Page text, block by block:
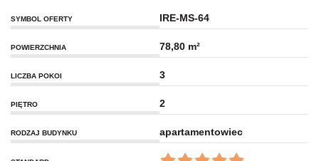
SYMBOL OFERTY IRE-MS-64
POWIERZCHNIA 78,80 m²
LICZBA POKOI 3
PIĘTRO 2
RODZAJ BUDYNKU apartamentowiec